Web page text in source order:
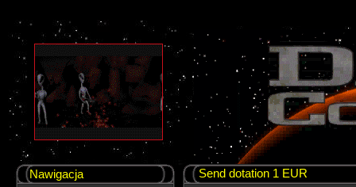
Nawigacja Send dotation 1 EUR